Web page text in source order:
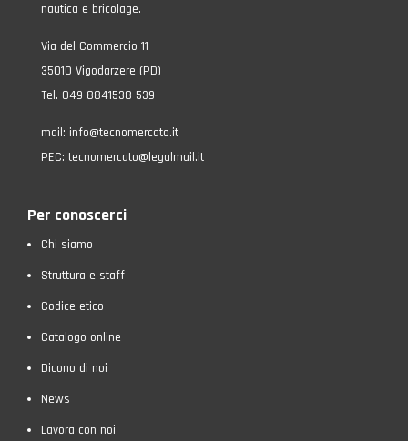
nautica e bricolage.
Via del Commercio 11
35010 Vigodarzere (PD)
Tel. 049 8841538-539
mail: info@tecnomercato.it
PEC:tecnomercato@legalmail.it
Per conoscerci
Chi siamo
Struttura e staff
Codice etico
Catalogo online
Dicono di noi
News
Lavora con noi